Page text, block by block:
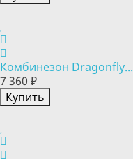
Комбинезон Dragonfly...
7 360 ₽
Купить